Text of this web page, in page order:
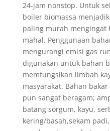
24-jam nonstop. Untuk
boiler biomassa
paling murah mengingat
mahal. Penggunaan
mengurangi emisi gas
digunakan untuk bahan
memfungsikan limbah
masyarakat. Bahan
pun sangat beragam;
batang sorgum, kayu,
kering/basah,sekam